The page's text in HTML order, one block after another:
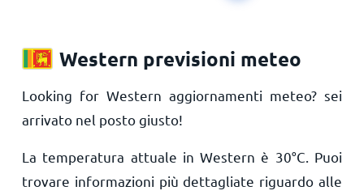
Western previsioni meteo
Looking for Western aggiornamenti meteo? sei
arrivato nel posto giusto!
La temperatura attuale in Western è 30°C . Puoi
trovare informazioni più dettagliate riguardo alle